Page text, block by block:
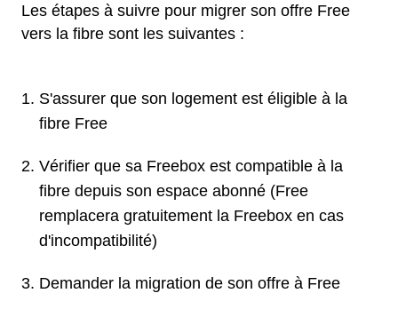
Les étapes à suivre pour migrer son offre Free
vers la fibre sont les suivantes :
S'assurer que son logement est éligible à la
fibre Free
Vérifier que sa Freebox est compatible à la
fibre depuis son espace abonné (Free
remplacera gratuitement la Freebox en cas
d'incompatibilité)
Demander la migration de son offre à Free